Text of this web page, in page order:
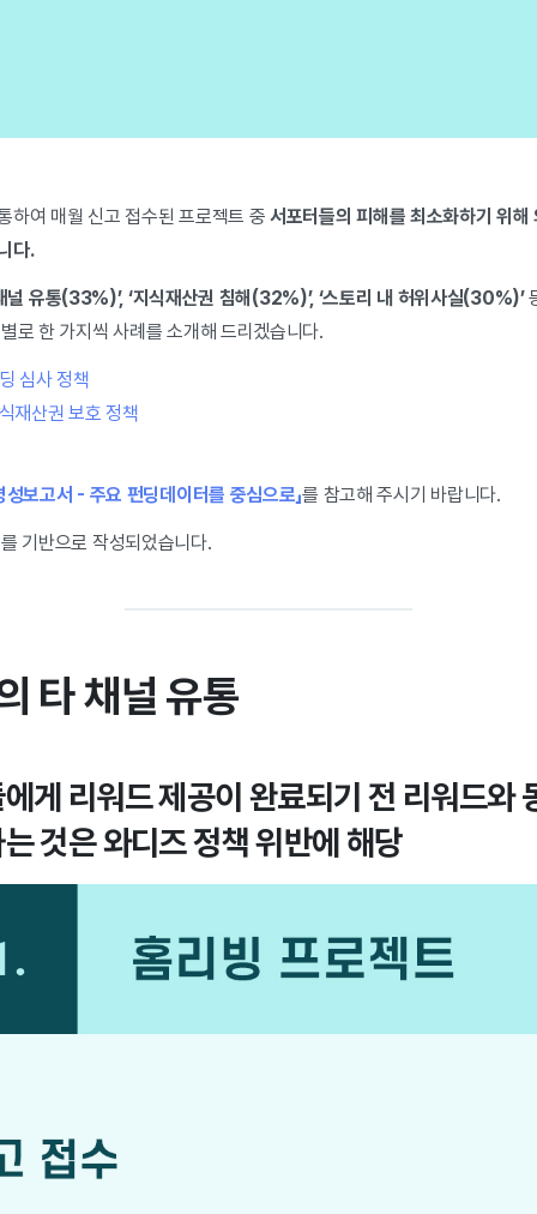
하여 매월 신고 접수된 프로젝트 중 서포터들의 피해를 최소화하기 위
다.
널 유통(33%)’, ‘지식재산권 침해(32%)’, ‘스토리 내 허위사실(30%)’
로 한 가지씩 사례를 소개해 드리겠습니다.
심사 정책
재산권 보호 정책
성보고서 - 주요 펀딩데이터를 중심으로」를 참고해 주시기 바랍니다.
기반으로 작성되었습니다.
타 채널 유통
게 리워드 제공이 완료되기 전 리워드와
것은 와디즈 정책 위반에 해당